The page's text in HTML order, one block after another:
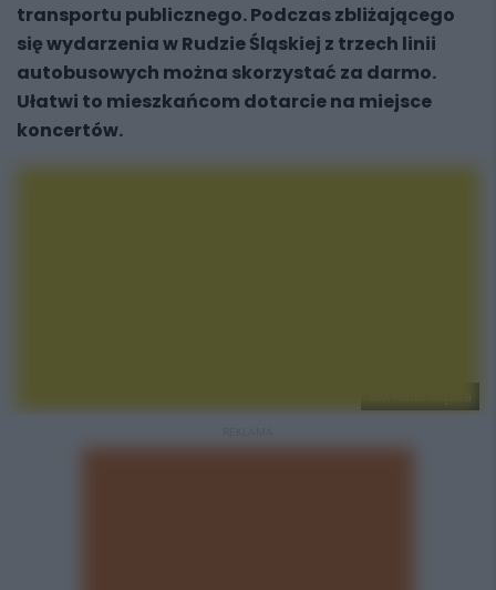
transportu publicznego. Podczas zbliżającego
się wydarzenia w Rudzie Śląskiej z trzech linii
autobusowych można skorzystać za darmo.
Ułatwi to mieszkańcom dotarcie na miejsce
koncertów.